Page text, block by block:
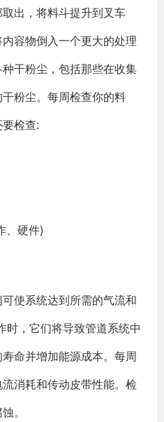
出，将料斗提升到叉车
容物倒入一个更大的处理
干粉尘，包括那些在收集
粉尘。每周检查你的料
检查:
、硬件)
使系统达到所需的气流和
时，它们将导致管道系统中
命并增加能源成本。每周
消耗和传动皮带性能。检
。